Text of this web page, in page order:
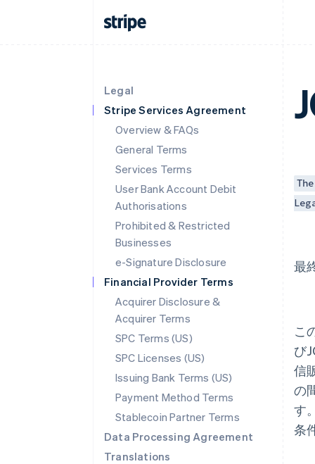
Legal
Stripe Services Agreement
Overview & FAQs
General Terms
Services Terms
User Bank Account Debit
Authorisations
Prohibited & Restricted
Businesses
e-Signature Disclosure
Financial Provider Terms
Acquirer Disclosure &
Acquirer Terms
SPC Terms (US)
SPC Licenses (US)
Issuing Bank Terms (US)
Payment Method Terms
Stablecoin Partner Terms
Data Processing Agreement
Translations
最
こ
び
信
の
す
条